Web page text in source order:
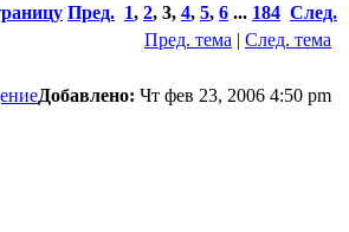
Пред. 1, 2, 3, 4, 5, 6 ... 184 След.
Пред. тема | След. тема
Добавлено: Чт фев 23, 2006 4:50 pm